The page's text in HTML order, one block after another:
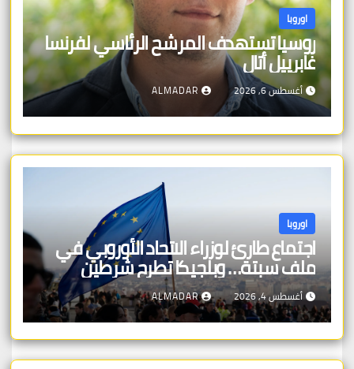
اوروبا
روسيا تستهدف المرشح الرئاسي لفرنسا
غابرييل أتال
أغسطس 6, 2026 ALMADAR
اوروبا
اجتماع طارئ لوزراء الاتحاد الأوروبي في
ملف سبتة… وبلجيكا تطرح شرطين
أغسطس 4, 2026 ALMADAR